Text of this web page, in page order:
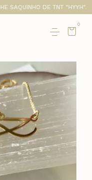
DE TNT "HYYH". SUA
0